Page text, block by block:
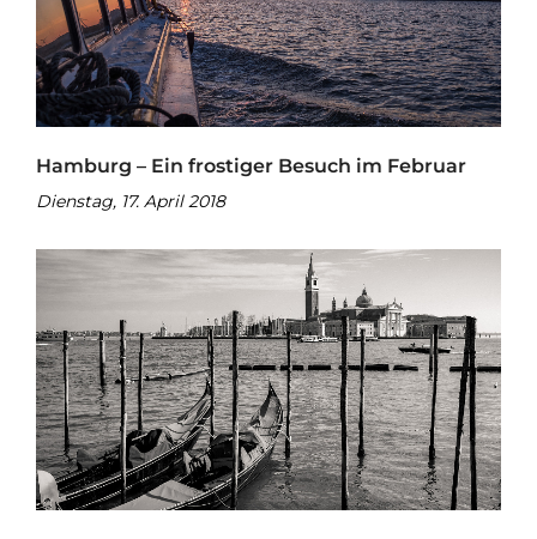
Hamburg – Ein frostiger Besuch im Februar
Dienstag, 17. April 2018